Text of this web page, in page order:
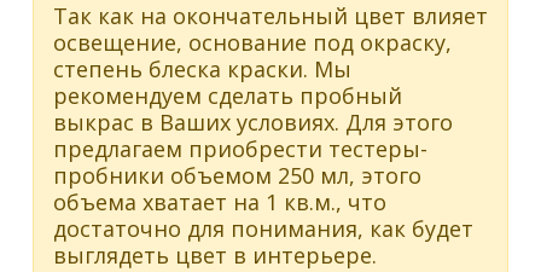
Так как на окончательный цвет влияет
освещение, основание под окраску,
степень блеска краски. Мы
рекомендуем сделать пробный
выкрас в Ваших условиях. Для этого
предлагаем приобрести тестеры-
пробники объемом 250 мл, этого
объема хватает на 1 кв.м., что
достаточно для понимания, как будет
выглядеть цвет в интерьере.